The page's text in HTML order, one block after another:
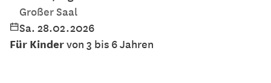
Großer Saal
Sa. 28.02.2026
Für Kindervon 3 bis 6 Jahren